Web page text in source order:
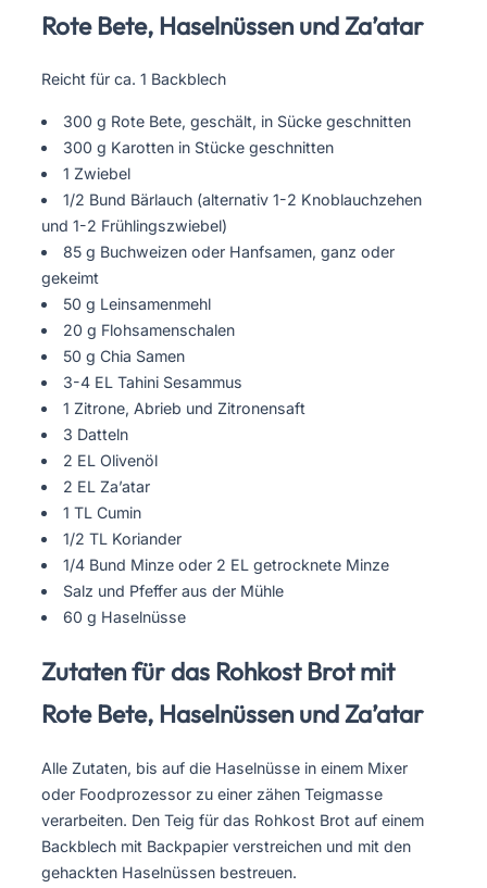
Rote Bete, Haselnüssen und Za’atar
Reicht für ca. 1 Backblech
300 g Rote Bete, geschält, in Sücke geschnitten
300 g Karotten in Stücke geschnitten
1 Zwiebel
1/2 Bund Bärlauch (alternativ 1-2 Knoblauchzehen
und 1-2 Frühlingszwiebel)
85 g Buchweizen oder Hanfsamen, ganz oder
gekeimt
50 g Leinsamenmehl
20 g Flohsamenschalen
50 g Chia Samen
3-4 EL Tahini Sesammus
1 Zitrone, Abrieb und Zitronensaft
3 Datteln
2 EL Olivenöl
2 EL Za’atar
1 TL Cumin
1/2 TL Koriander
1/4 Bund Minze oder 2 EL getrocknete Minze
Salz und Pfeffer aus der Mühle
60 g Haselnüsse
Zutaten für das Rohkost Brot mit
Rote Bete, Haselnüssen und Za’atar
Alle Zutaten, bis auf die Haselnüsse in einem Mixer
oder Foodprozessor zu einer zähen Teigmasse
verarbeiten. Den Teig für das Rohkost Brot auf einem
Backblech mit Backpapier verstreichen und mit den
gehackten Haselnüssen bestreuen.